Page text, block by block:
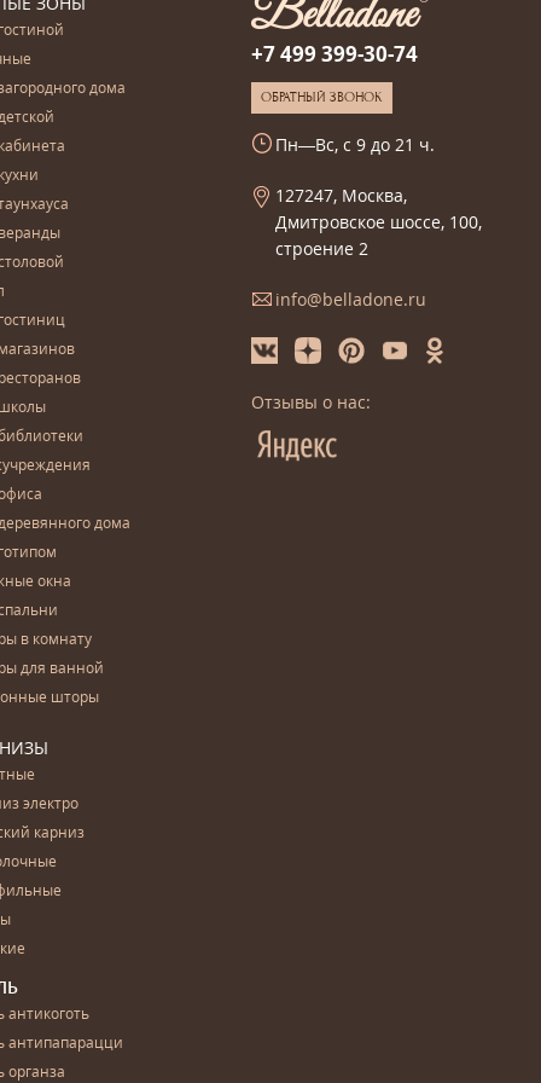
дома
дома
окна
в комнату
для ванной
шторы
электро
карниз
антикоготь
антипапарацци
органза
+7 499 399-30-74
ОБРАТНЫЙ ЗВОНОК
Пн—Вс, с 9 до 21 ч.
127247, Москва,
Дмитровское шоссе, 100,
строение 2
info@belladone.ru
Отзывы о нас: